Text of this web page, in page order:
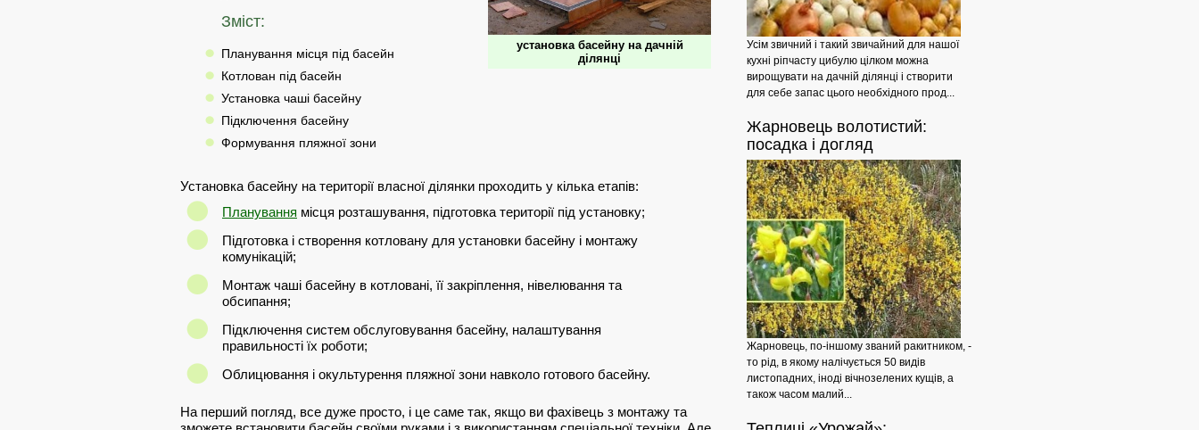
установка басейну на дачній
ділянці
Зміст:
Планування місця під басейн
Котлован під басейн
Установка чаші басейну
Підключення басейну
Формування пляжної зони
Установка басейну на території власної ділянки проходить у кілька етапів:
Планування місця розташування, підготовка території під установку;
Підготовка і створення котловану для установки басейну і монтажу
комунікацій;
Монтаж чаші басейну в котловані, її закріплення, нівелювання та
обсипання;
Підключення систем обслуговування басейну, налаштування
правильності їх роботи;
Облицювання і окультурення пляжної зони навколо готового басейну.
На перший погляд, все дуже просто, і це саме так, якщо ви фахівець з монтажу та
Усім звичний і такий звичайний для нашої
кухні ріпчасту цибулю цілком можна
вирощувати на дачній ділянці і створити
для себе запас цього необхідного прод...
Жарновець волотистий:
посадка і догляд
Жарновець, по-іншому званий ракитником, -
то рід, в якому налічується 50 видів
листопадних, іноді вічнозелених кущів, а
також часом малий...